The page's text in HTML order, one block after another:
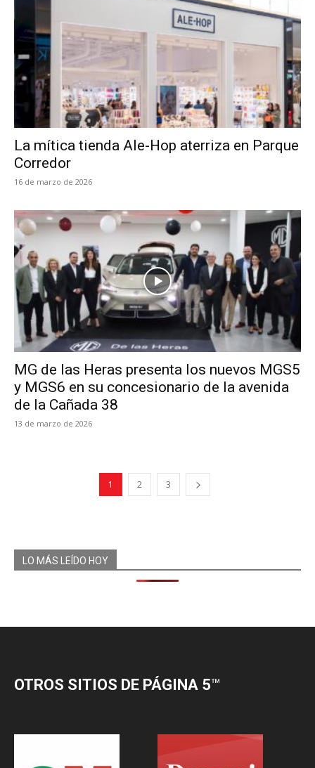
La mítica tienda Ale-Hop aterriza en Parque
Corredor
16 de marzo de 2026
MG de las Heras presenta los nuevos MGS5
y MGS6 en su concesionario de la avenida
de la Cañada 38
13 de marzo de 2026
1 2 3
LO MÁS LEÍDO HOY
OTROS SITIOS DE PÁGINA 5™